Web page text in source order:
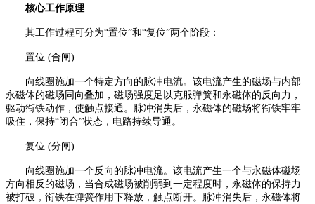
核心工作原理
其工作过程可分为“置位”和“复位”两个阶段：
置位 (合闸)
向线圈施加一个特定方向的脉冲电流。该电流产生的磁场与内部
永磁体的磁场同向叠加，磁场强度足以克服弹簧和永磁体的反向力，
驱动衔铁动作，使触点接通。脉冲消失后，永磁体的磁场将衔铁牢牢
吸住，保持“闭合”状态，电路持续导通。
复位 (分闸)
向线圈施加一个反向的脉冲电流。该电流产生一个与永磁体磁场
方向相反的磁场，当合成磁场被削弱到一定程度时，永磁体的保持力
被打破，衔铁在弹簧作用下释放，触点断开。脉冲消失后，永磁体将